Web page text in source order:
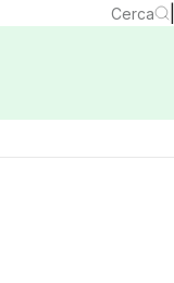
Cerca